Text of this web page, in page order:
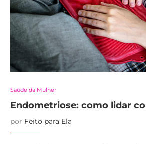
Saúde da Mulher
Endometriose: como lidar
por Feito para Ela